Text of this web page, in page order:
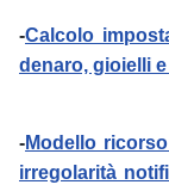
-Calcolo
denaro, gioielli
-Modello
irregolarità